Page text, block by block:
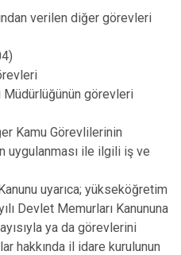
verilen diğer görevleri
görevleri
Kamu Görevlilerinin
uygulanması ile ilgili iş ve
uyarıca; yükseköğretim
Devlet Memurları Kanununa
ya da görevlerini
hakkında il idare kurulunun